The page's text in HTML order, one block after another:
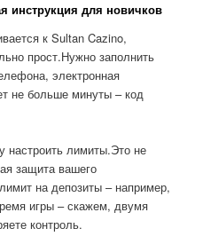
инструкция для новичков
к Sultan Cazino,
прост.Нужно заполнить
электронная
не больше минуты – код
настроить лимиты.Это не
защита вашего
на депозиты – например,
игры – скажем, двумя
контроль.